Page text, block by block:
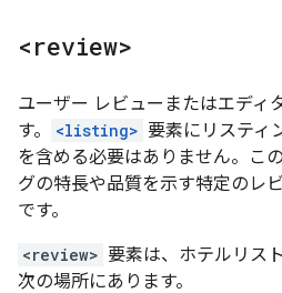
<review>
ユーザー レビューまたはエディ
す。
<listing> 要素にリスティ
を含める必要はありません。こ
グの特長や品質を示す特定のレ
です。
<review> 要素は、ホテルリス
次の場所にあります。